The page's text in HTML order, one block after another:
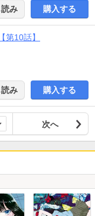
み 購入する
第10話】
み 購入する
次へ